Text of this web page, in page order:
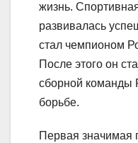
жизнь.
развивалась
стал чемпионом
После этого он
сборной команды
борьбе.
Первая значимая